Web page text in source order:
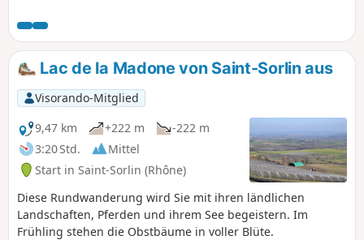
Rhonetal und die Alpenkette bewundern kann.
Lac de la Madone von Saint-Sorlin aus
Visorando-Mitglied
9,47 km
+222 m
-222 m
3:20 Std.
Mittel
Start in Saint-Sorlin (Rhône)
Diese Rundwanderung wird Sie mit ihren ländlichen
Landschaften, Pferden und ihrem See begeistern. Im
Frühling stehen die Obstbäume in voller Blüte.